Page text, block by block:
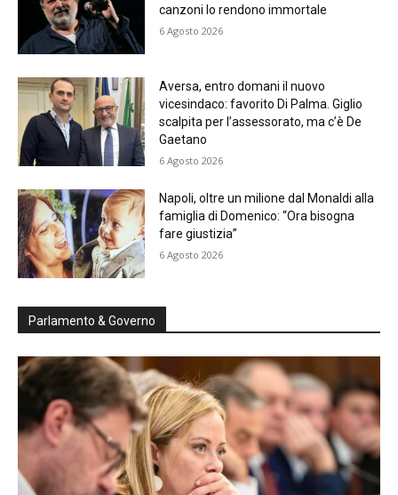
canzoni lo rendono immortale
6 Agosto 2026
Aversa, entro domani il nuovo
vicesindaco: favorito Di Palma. Giglio
scalpita per l’assessorato, ma c’è De
Gaetano
6 Agosto 2026
Napoli, oltre un milione dal Monaldi alla
famiglia di Domenico: “Ora bisogna
fare giustizia”
6 Agosto 2026
Parlamento & Governo